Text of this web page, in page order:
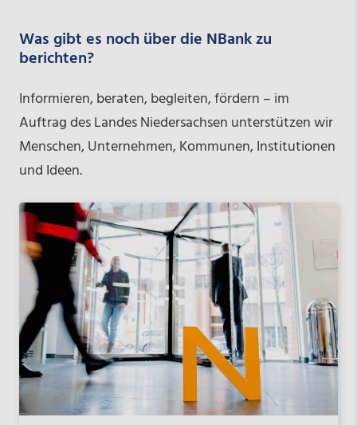
Was gibt es noch über die NBank zu
berichten?
Informieren, beraten, begleiten, fördern – im
Auftrag des Landes Niedersachsen unterstützen wir
Menschen, Unternehmen, Kommunen, Institutionen
und Ideen.